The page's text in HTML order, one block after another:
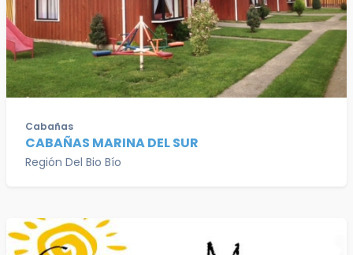
Cabañas
CABAÑAS MARINA DEL SUR
Región Del Bio Bío